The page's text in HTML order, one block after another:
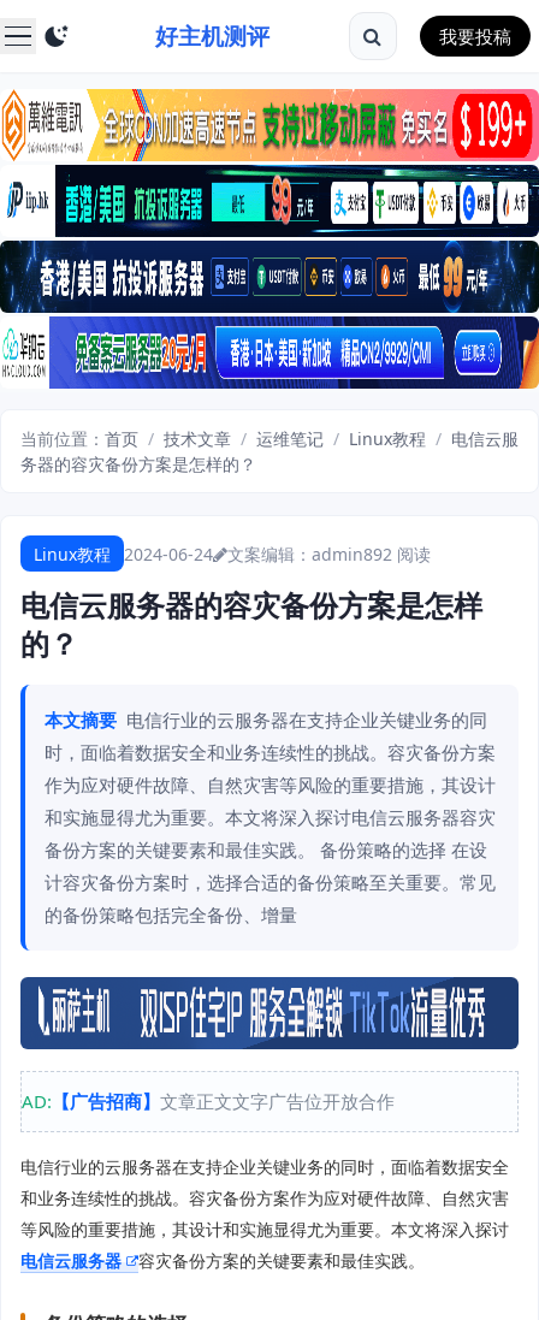
好主机测评 我要投稿
当前位置： 首页 / 技术文章 / 运维笔记 / Linux教程 / 电信云服
务器的容灾备份方案是怎样的？
Linux教程 2024-06-24 文案编辑：admin892 阅读
电信云服务器的容灾备份方案是怎样
的？
本文摘要 电信行业的云服务器在支持企业关键业务的同
时，面临着数据安全和业务连续性的挑战。容灾备份方案
作为应对硬件故障、自然灾害等风险的重要措施，其设计
和实施显得尤为重要。本文将深入探讨电信云服务器容灾
备份方案的关键要素和最佳实践。 备份策略的选择 在设
计容灾备份方案时，选择合适的备份策略至关重要。常见
的备份策略包括完全备份、增量
AD: 【广告招商】 文章正文文字广告位开放合作
电信行业的云服务器在支持企业关键业务的同时，面临着数据安全
和业务连续性的挑战。容灾备份方案作为应对硬件故障、自然灾害
等风险的重要措施，其设计和实施显得尤为重要。本文将深入探讨
电信云服务器
容灾备份方案的关键要素和最佳实践。